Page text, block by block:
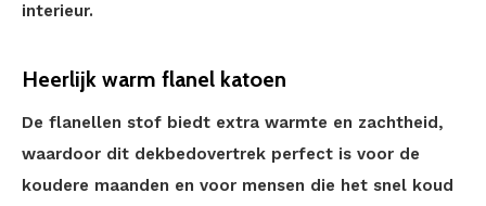
interieur.
Heerlijk warm flanel katoen
De flanellen stof biedt extra warmte en zachtheid,
waardoor dit dekbedovertrek perfect is voor de
koudere maanden en voor mensen die het snel koud